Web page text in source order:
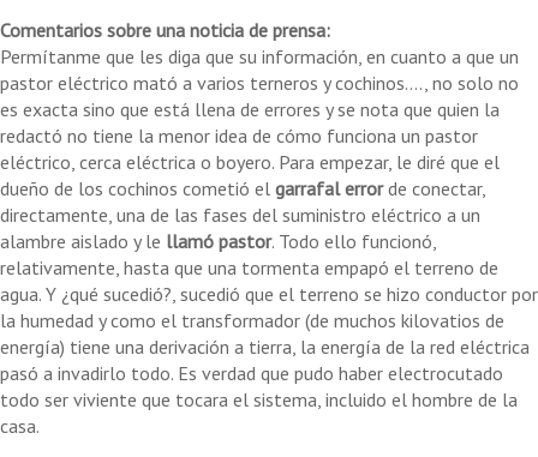
Comentarios sobre una noticia de prensa:
Permítanme que les diga que su información, en cuanto a que un
pastor eléctrico mató a varios terneros y cochinos...., no solo no
es exacta sino que está llena de errores y se nota que quien la
redactó no tiene la menor idea de cómo funciona un pastor
eléctrico, cerca eléctrica o boyero. Para empezar, le diré que el
dueño de los cochinos cometió el garrafal errorde conectar,
directamente, una de las fases del suministro eléctrico a un
alambre aislado y le llamó pastor. Todo ello funcionó,
relativamente, hasta que una tormenta empapó el terreno de
agua. Y ¿qué sucedió?, sucedió que el terreno se hizo conductor por
la humedad y como el transformador (de muchos kilovatios de
energía) tiene una derivación a tierra, la energía de la red eléctrica
pasó a invadirlo todo. Es verdad que pudo haber electrocutado
todo ser viviente que tocara el sistema, incluido el hombre de la
casa.